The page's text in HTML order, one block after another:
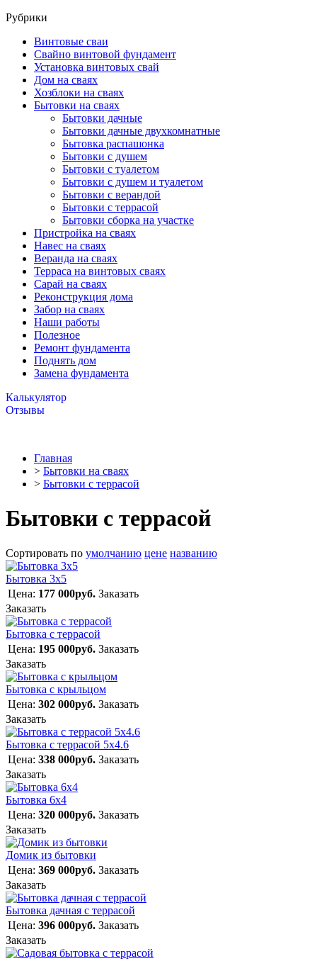
Рубрики
Винтовые сваи
Свайно винтовой фундамент
Установка винтовых свай
Дом на сваях
Хозблоки на сваях
Бытовки на сваях
Бытовки дачные
Бытовки дачные двухкомнатные
Бытовка распашонка
Бытовки с душем
Бытовки с туалетом
Бытовки с душем и туалетом
Бытовки с верандой
Бытовки с террасой
Бытовки сборка на участке
Пристройка на сваях
Навес на сваях
Веранда на сваях
Терраса на винтовых сваях
Cарай на сваях
Реконструкция дома
Забор на сваях
Наши работы
Полезное
Ремонт фундамента
Поднять дом
Замена фундамента
Калькулятор
Отзывы
Главная
> Бытовки на сваях
> Бытовки с террасой
Бытовки с террасой
Сортировать по умолчанию цене названию
Бытовка 3х5
Цена: 177 000руб. Заказать
Заказать
Бытовка с террасой
Цена: 195 000руб. Заказать
Заказать
Бытовка с крыльцом
Цена: 302 000руб. Заказать
Заказать
Бытовка с террасой 5х4.6
Цена: 338 000руб. Заказать
Заказать
Бытовка 6х4
Цена: 320 000руб. Заказать
Заказать
Домик из бытовки
Цена: 369 000руб. Заказать
Заказать
Бытовка дачная с террасой
Цена: 396 000руб. Заказать
Заказать